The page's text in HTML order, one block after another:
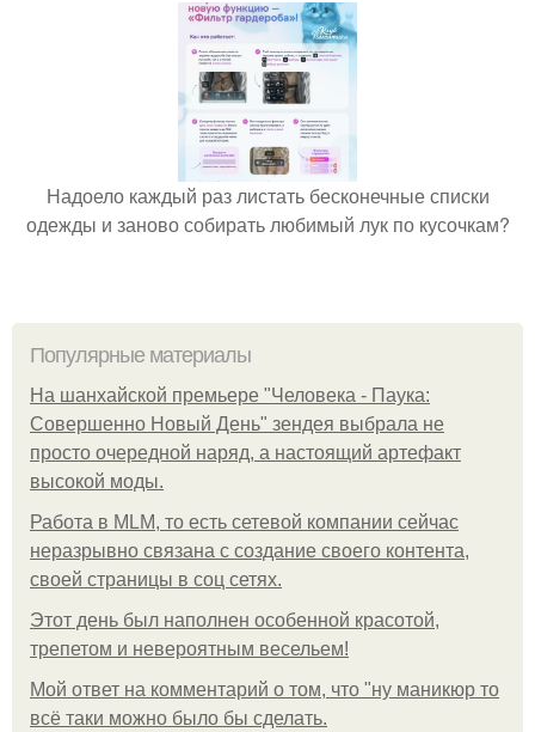
Надоело каждый раз листать бесконечные списки
одежды и заново собирать любимый лук по кусочкам?
Популярные материалы
На шанхайской премьере "Человека - Паука:
Совершенно Новый День" зендея выбрала не
просто очередной наряд, а настоящий артефакт
высокой моды.
Работа в MLM, то есть сетевой компании сейчас
неразрывно связана с создание своего контента,
своей страницы в соц сетях.
Этот день был наполнен особенной красотой,
трепетом и невероятным весельем!
Мой ответ на комментарий о том, что "ну маникюр то
всё таки можно было бы сделать.